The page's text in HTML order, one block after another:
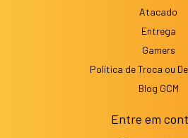
Atacado
Entrega
Gamers
Política de Troca ou
Blog GCM
Entre em